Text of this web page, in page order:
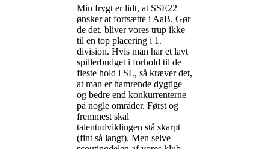
Min frygt er lidt, at SSE22
ønsker at fortsætte i AaB. Gør
de det, bliver vores trup ikke
til en top placering i 1.
division. Hvis man har et lavt
spillerbudget i forhold til de
fleste hold i SL, så kræver det,
at man er hamrende dygtige
og bedre end konkurrenterne
på nogle områder. Først og
fremmest skal
talentudviklingen stå skarpt
(fint så langt). Men selve